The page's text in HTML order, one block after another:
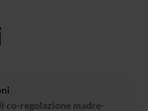
co-regolazione madre-